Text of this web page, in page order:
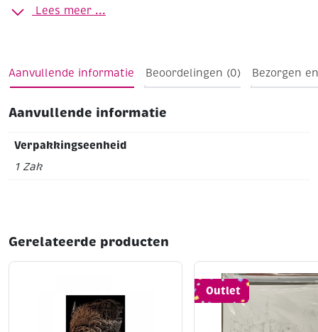
te wensen.
Lees meer ...
Aanvullende informatie Beoordelingen (0) Bezorgen
Aanvullende informatie
Verpakkingseenheid
1 Zak
Gerelateerde producten
Outlet